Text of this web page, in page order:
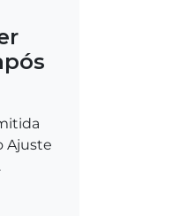
Ajuste